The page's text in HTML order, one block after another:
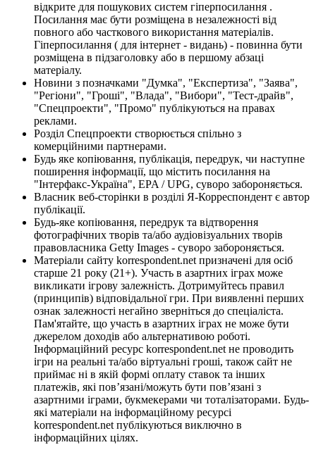
відкрите для пошукових систем гіперпосилання .
Посилання має бути розміщена в незалежності від
повного або часткового використання матеріалів.
Гіперпосилання ( для інтернет - видань) - повинна бути
розміщена в підзаголовку або в першому абзаці
матеріалу.
Новини з позначками "Думка", "Експертиза", "Заява",
"Регіони", "Гроші", "Влада", "Вибори", "Тест-драйв",
"Спецпроекти", "Промо" публікуються на правах
реклами.
Розділ Спецпроекти створюється спільно з
комерційними партнерами.
Будь яке копіювання, публікація, передрук, чи наступне
поширення інформації, що містить посилання на
"Інтерфакс-Україна", EPA / UPG, суворо забороняється.
Власник веб-сторінки в розділі Я-Корреспондент є автор
публікації.
Будь-яке копіювання, передрук та відтворення
фотографічних творів та/або аудіовізуальних творів
правовласника Getty Images - суворо забороняється.
Матеріали сайту korrespondent.net призначені для осіб
старше 21 року (21+). Участь в азартних іграх може
викликати ігрову залежність. Дотримуйтесь правил
(принципів) відповідальної гри. При виявленні перших
ознак залежності негайно зверніться до спеціаліста.
Пам'ятайте, що участь в азартних іграх не може бути
джерелом доходів або альтернативою роботі.
Інформаційний ресурс korrespondent.net не проводить
ігри на реальні та/або віртуальні гроші, також сайт не
приймає ні в якій формі оплату ставок та інших
платежів, які пов’язані/можуть бути пов’язані з
азартними іграми, букмекерами чи тоталізаторами. Будь-
які матеріали на інформаційному ресурсі
korrespondent.net публікуються виключно в
інформаційних цілях.